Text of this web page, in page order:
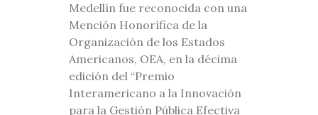
Medellín fue reconocida con una
Mención Honorífica de la
Organización de los Estados
Americanos, OEA, en la décima
edición del “Premio
Interamericano a la Innovación
para la Gestión Pública Efectiva